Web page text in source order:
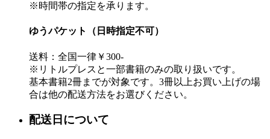
※時間帯の指定を承ります。
ゆうパケット（日時指定不可）
送料：全国一律￥300-
※リトルプレスと一部書籍のみの取り扱いです。
基本書籍2冊までが対象です。3冊以上お買い上げの場
合は他の配送方法をお選びください。
配送日について